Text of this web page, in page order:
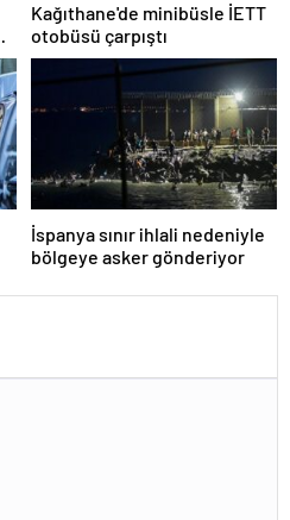
Kağıthane'de minibüsle İETT
otobüsü çarpıştı
İspanya sınır ihlali nedeniyle
bölgeye asker gönderiyor